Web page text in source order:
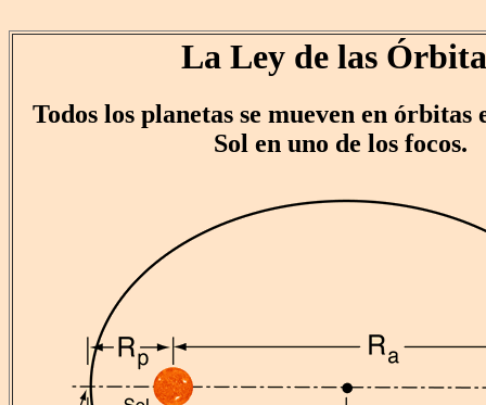
La Ley de las
Todos los planetas se mueven en órbitas
Sol en uno de los focos.